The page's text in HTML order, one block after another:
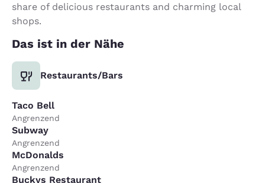
share of delicious restaurants and charming local
shops.
Das ist in der Nähe
Restaurants/Bars
Taco Bell
Angrenzend
Subway
Angrenzend
McDonalds
Angrenzend
Buckys Restaurant